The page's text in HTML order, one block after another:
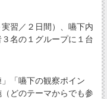
習／２日間）、嚥下内
名の１グループに１台
「嚥下の観察ポイン
どのテーマからでも参